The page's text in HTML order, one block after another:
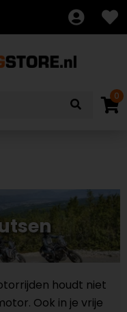
0
houdt niet
Ook in je vrije